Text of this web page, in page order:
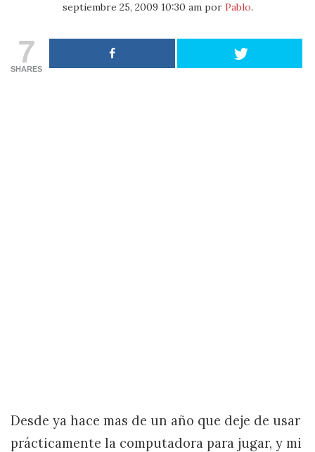
septiembre 25, 2009 10:30 ampor Pablo.
7
SHARES
Desde ya hace mas de un año que deje de usar
prácticamente la computadora para jugar, y mi